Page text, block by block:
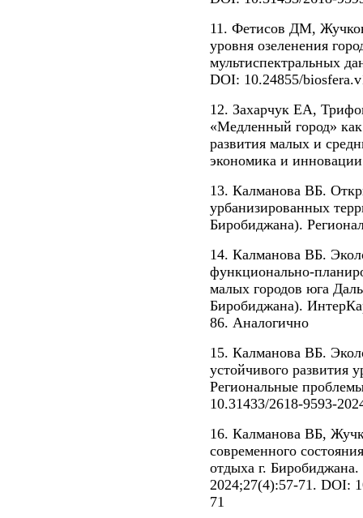
11. Фетисов ДМ,
уровня озеленения
мультиспектральных
DOI: 10.24855/
12. Захарчук ЕА,
«Медленный город»
развития малых и
экономика и
13. Калманова ВБ.
урбанизированных
Биробиджана).
14. Калманова ВБ.
функционально-
малых городов юга
Биробиджана).
86. Аналогично
15. Калманова ВБ.
устойчивого развития
Региональные
10.31433/2618-9593-
16. Калманова ВБ,
современного
отдыха г.
2024;27(4):57-71. DOI:
71